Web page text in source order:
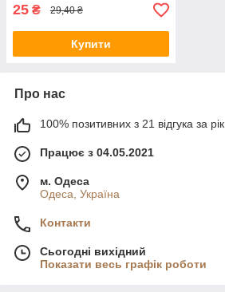
25 ₴ 29,40 ₴
Купити
Про нас
100% позитивних з 21 відгука за рік
Працює з 04.05.2021
м. Одеса
Одеса, Україна
Контакти
Сьогодні вихідний
Показати весь графік роботи